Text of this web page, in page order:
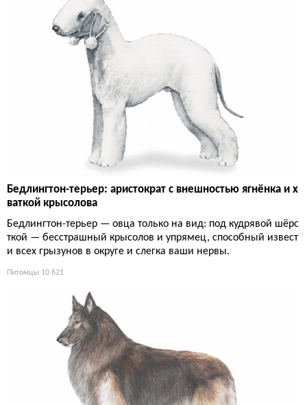
Бедлингтон-терьер: аристократ с внешностью ягнёнка и х
ваткой крысолова
Бедлингтон-терьер — овца только на вид: под кудрявой шёрс
ткой — бесстрашный крысолов и упрямец, способный извест
и всех грызунов в округе и слегка ваши нервы.
Питомцы 10 621